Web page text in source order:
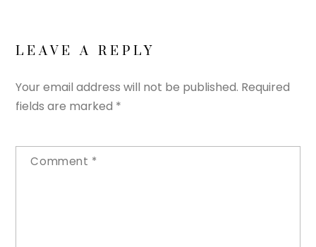
LEAVE A REPLY
Your email address will not be published. Required
fields are marked *
Comment *